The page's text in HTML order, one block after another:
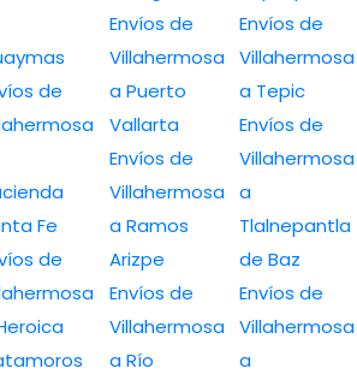
de
Fe
de
Envíos de
Villahermosa
a Puerto
Vallarta
Envíos de
Villahermosa
a Ramos
Arizpe
Envíos de
Villahermosa
a Río
Envíos de
Villahermosa
a Tepic
Envíos de
Villahermosa
a
Tlalnepantla
de Baz
Envíos de
Villahermosa
a